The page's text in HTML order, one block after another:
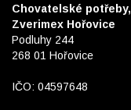
Chovatelské potřeby,
Zverimex Hořovice
Podluhy 244
268 01 Hořovice
IČO: 04597648